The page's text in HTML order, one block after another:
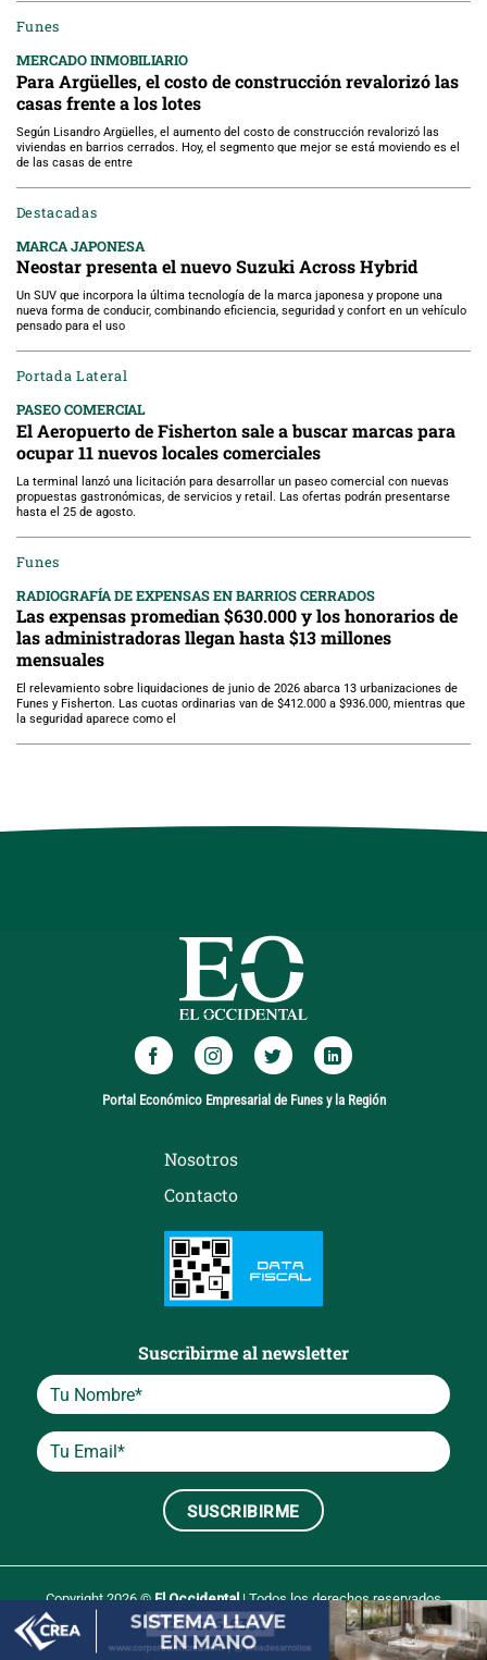
Funes
MERCADO INMOBILIARIO
Para Argüelles, el costo de construcción revalorizó las
casas frente a los lotes
Según Lisandro Argüelles, el aumento del costo de construcción revalorizó las
viviendas en barrios cerrados. Hoy, el segmento que mejor se está moviendo es el
de las casas de entre
Destacadas
MARCA JAPONESA
Neostar presenta el nuevo Suzuki Across Hybrid
Un SUV que incorpora la última tecnología de la marca japonesa y propone una
nueva forma de conducir, combinando eficiencia, seguridad y confort en un vehículo
pensado para el uso
Portada Lateral
PASEO COMERCIAL
El Aeropuerto de Fisherton sale a buscar marcas para
ocupar 11 nuevos locales comerciales
La terminal lanzó una licitación para desarrollar un paseo comercial con nuevas
propuestas gastronómicas, de servicios y retail. Las ofertas podrán presentarse
hasta el 25 de agosto.
Funes
RADIOGRAFÍA DE EXPENSAS EN BARRIOS CERRADOS
Las expensas promedian $630.000 y los honorarios de
las administradoras llegan hasta $13 millones
mensuales
El relevamiento sobre liquidaciones de junio de 2026 abarca 13 urbanizaciones de
Funes y Fisherton. Las cuotas ordinarias van de $412.000 a $936.000, mientras que
la seguridad aparece como el
Portal Económico Empresarial de Funes y la Región
Nosotros
Contacto
Suscribirme al newsletter
Copyright 2026 ©El Occidental| Todos los derechos reservados